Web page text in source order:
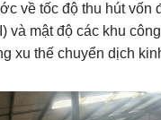
về tốc độ thu hút vốn
và mật độ các khu
xu thế chuyển dịch